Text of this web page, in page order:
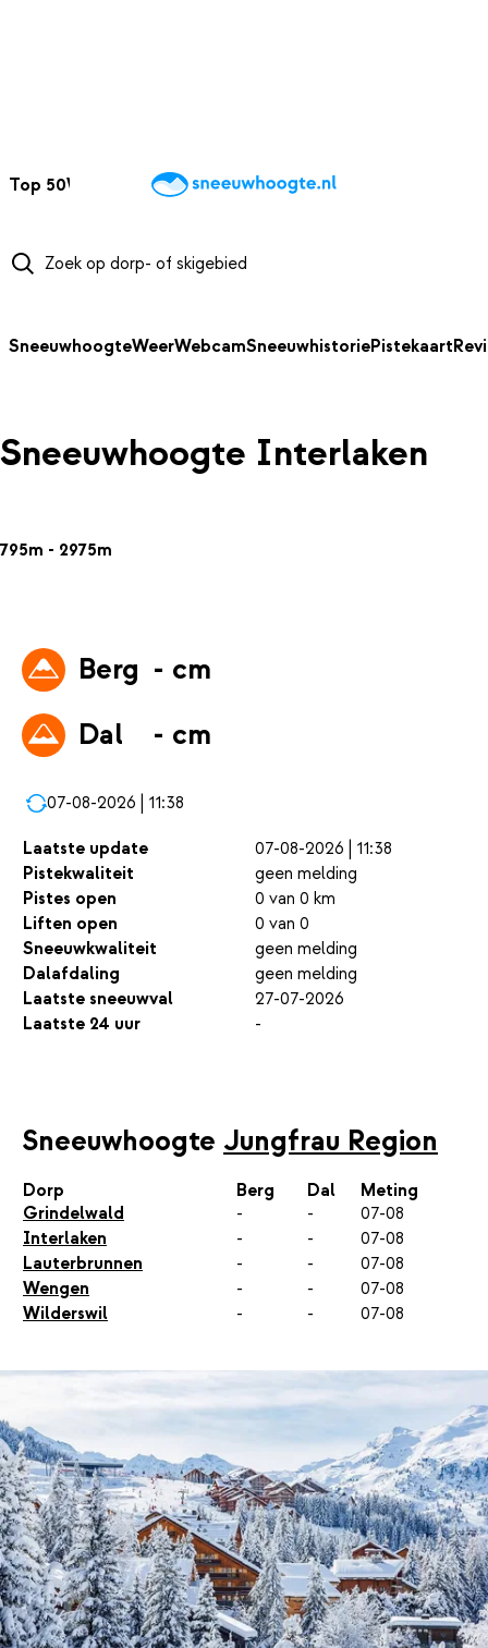
Top 50Webcams WintersportweerKaarten
SneeuwhoogteWeerWebcamSneeuwhistoriePistekaart
Sneeuwhoogte Interlaken
795m - 2975m
Berg - cm
Dal
- cm
07-08-2026 | 11:38
Laatste update
07-08-2026 | 11:38
Pistekwaliteit
geen melding
Pistes open
0 van 0 km
Liften open
0 van 0
Sneeuwkwaliteit
geen melding
Dalafdaling
geen melding
Laatste sneeuwval
27-07-2026
Laatste 24 uur
-
Sneeuwhoogte Jungfrau Region
Dorp Berg Dal
Meting
Grindelwald
- -
07-08
Interlaken
- -
07-08
Lauterbrunnen
- -
07-08
Wengen
- -
07-08
Wilderswil
- - 07-08